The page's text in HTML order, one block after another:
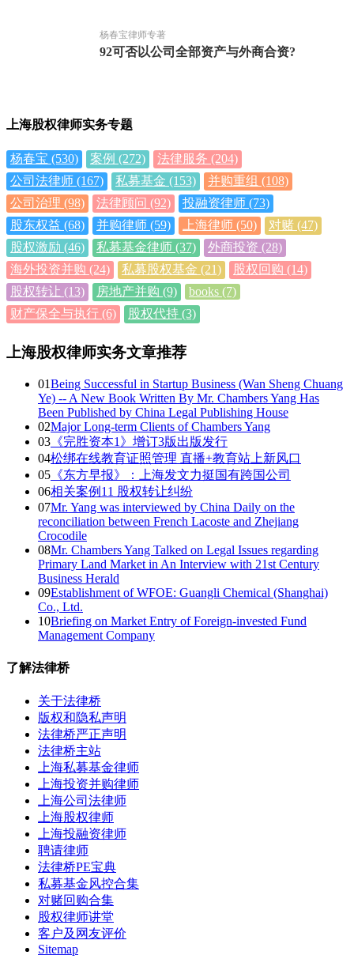
杨春宝律师专著
92可否以公司全部资产与外商合资?
上海股权律师实务专题
杨春宝 (530) 案例 (272) 法律服务 (204)
公司法律师 (167) 私募基金 (153) 并购重组 (108)
公司治理 (98) 法律顾问 (92) 投融资律师 (73)
股东权益 (68) 并购律师 (59) 上海律师 (50) 对赌 (47)
股权激励 (46) 私募基金律师 (37) 外商投资 (28)
海外投资并购 (24) 私募股权基金 (21) 股权回购 (14)
股权转让 (13) 房地产并购 (9) books (7)
财产保全与执行 (6) 股权代持 (3)
上海股权律师实务文章推荐
01Being Successful in Startup Business (Wan Sheng Chuang
Ye) -- A New Book Written By Mr. Chambers Yang Has
Been Published by China Legal Publishing House
02Major Long-term Clients of Chambers Yang
03 《完胜资本1》增订3版出版发行
04松绑在线教育证照管理 直播+教育站上新风口
05 《东方早报》：上海发文力挺国有跨国公司
06相关案例11 股权转让纠纷
07Mr. Yang was interviewed by China Daily on the
reconciliation between French Lacoste and Zhejiang
Crocodile
08Mr. Chambers Yang Talked on Legal Issues regarding
Primary Land Market in An Interview with 21st Century
Business Herald
09Establishment of WFOE: Guangli Chemical (Shanghai)
Co., Ltd.
10Briefing on Market Entry of Foreign-invested Fund
Management Company
了解法律桥
关于法律桥
版权和隐私声明
法律桥严正声明
法律桥主站
上海私募基金律师
上海投资并购律师
上海公司法律师
上海股权律师
上海投融资律师
聘请律师
法律桥PE宝典
私募基金风控合集
对赌回购合集
股权律师讲堂
客户及网友评价
Sitemap